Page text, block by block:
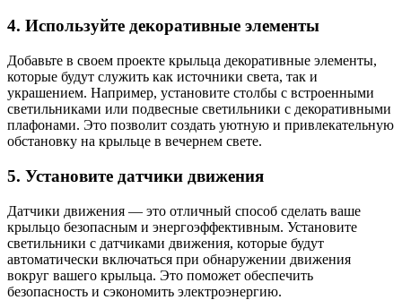
4. Используйте декоративные элементы
Добавьте в своем проекте крыльца декоративные элементы,
которые будут служить как источники света, так и
украшением. Например, установите столбы с встроенными
светильниками или подвесные светильники с декоративными
плафонами. Это позволит создать уютную и привлекательную
обстановку на крыльце в вечернем свете.
5. Установите датчики движения
Датчики движения — это отличный способ сделать ваше
крыльцо безопасным и энергоэффективным. Установите
светильники с датчиками движения, которые будут
автоматически включаться при обнаружении движения
вокруг вашего крыльца. Это поможет обеспечить
безопасность и сэкономить электроэнергию.